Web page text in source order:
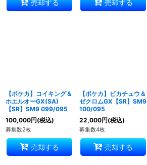
売却する 売却する
【ポケカ】コイキング＆
ホエルオーGX(SA)
【SR】SM9 099/095
100,000円(税込)
募集数2枚
売却する
【ポケカ】ピカチュウ＆
ゼクロムGX【SR】SM9
100/095
22,000円(税込)
募集数4枚
売却する